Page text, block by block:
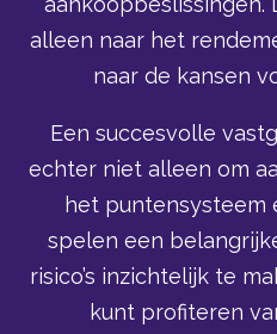
alleen naar het
naar de kansen
Een succesvolle
echter niet alleen om
het puntensysteem
spelen een
risico’s inzichtelijk te
kunt profiteren